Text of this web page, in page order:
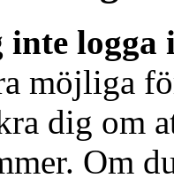
logga
möjliga
dig om
Om